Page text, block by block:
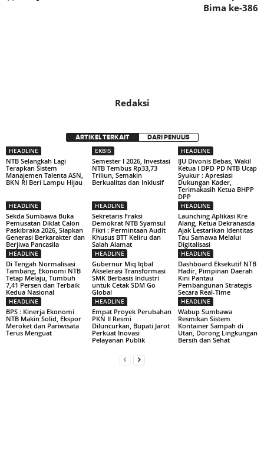
Bima ke-386
Redaksi
ARTIKEL TERKAIT DARI PENULIS
HEADLINE
NTB Selangkah Lagi
Terapkan Sistem
Manajemen Talenta ASN,
BKN RI Beri Lampu Hijau
EKBIS
Semester I 2026, Investasi
NTB Tembus Rp33,73
Triliun, Semakin
Berkualitas dan Inklusif
HEADLINE
IJU Divonis Bebas, Wakil
Ketua I DPD PD NTB Ucap
Syukur : Apresiasi
Dukungan Kader,
Terimakasih Ketua BHPP
DPP
HEADLINE
Sekda Sumbawa Buka
Pemusatan Diklat Calon
Paskibraka 2026, Siapkan
Generasi Berkarakter dan
Berjiwa Pancasila
HEADLINE
Sekretaris Fraksi
Demokrat NTB Syamsul
Fikri : Permintaan Audit
Khusus BTT Keliru dan
Salah Alamat
HEADLINE
Launching Aplikasi Kre
Alang, Ketua Dekranasda
Ajak Lestarikan Identitas
Tau Samawa Melalui
Digitalisasi
HEADLINE
Di Tengah Normalisasi
Tambang, Ekonomi NTB
Tetap Melaju, Tumbuh
7,41 Persen dan Terbaik
Kedua Nasional
HEADLINE
Gubernur Miq Iqbal
Akselerasi Transformasi
SMK Berbasis Industri
untuk Cetak SDM Go
Global
HEADLINE
Dashboard Eksekutif NTB
Hadir, Pimpinan Daerah
Kini Pantau
Pembangunan Strategis
Secara Real-Time
HEADLINE
BPS : Kinerja Ekonomi
NTB Makin Solid, Ekspor
Meroket dan Pariwisata
Terus Menguat
HEADLINE
Empat Proyek Perubahan
PKN II Resmi
Diluncurkan, Bupati Jarot
Perkuat Inovasi
Pelayanan Publik
HEADLINE
Wabup Sumbawa
Resmikan Sistem
Kontainer Sampah di
Utan, Dorong Lingkungan
Bersih dan Sehat